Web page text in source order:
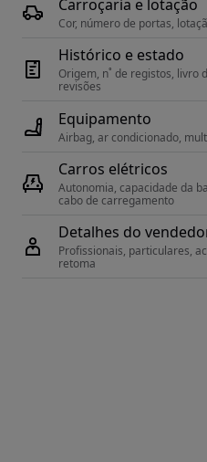
Carroçaria e lotação
Cor, número de portas,
Histórico e estado
Origem, n˚ de registos, livro
revisões
Equipamento
Airbag, ar condicionado,
Carros elétricos
Autonomia, capacidade da
cabo de carregamento
Detalhes do
Profissionais, particulares,
retoma